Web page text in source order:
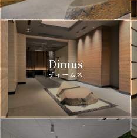
Dimus
ディームス